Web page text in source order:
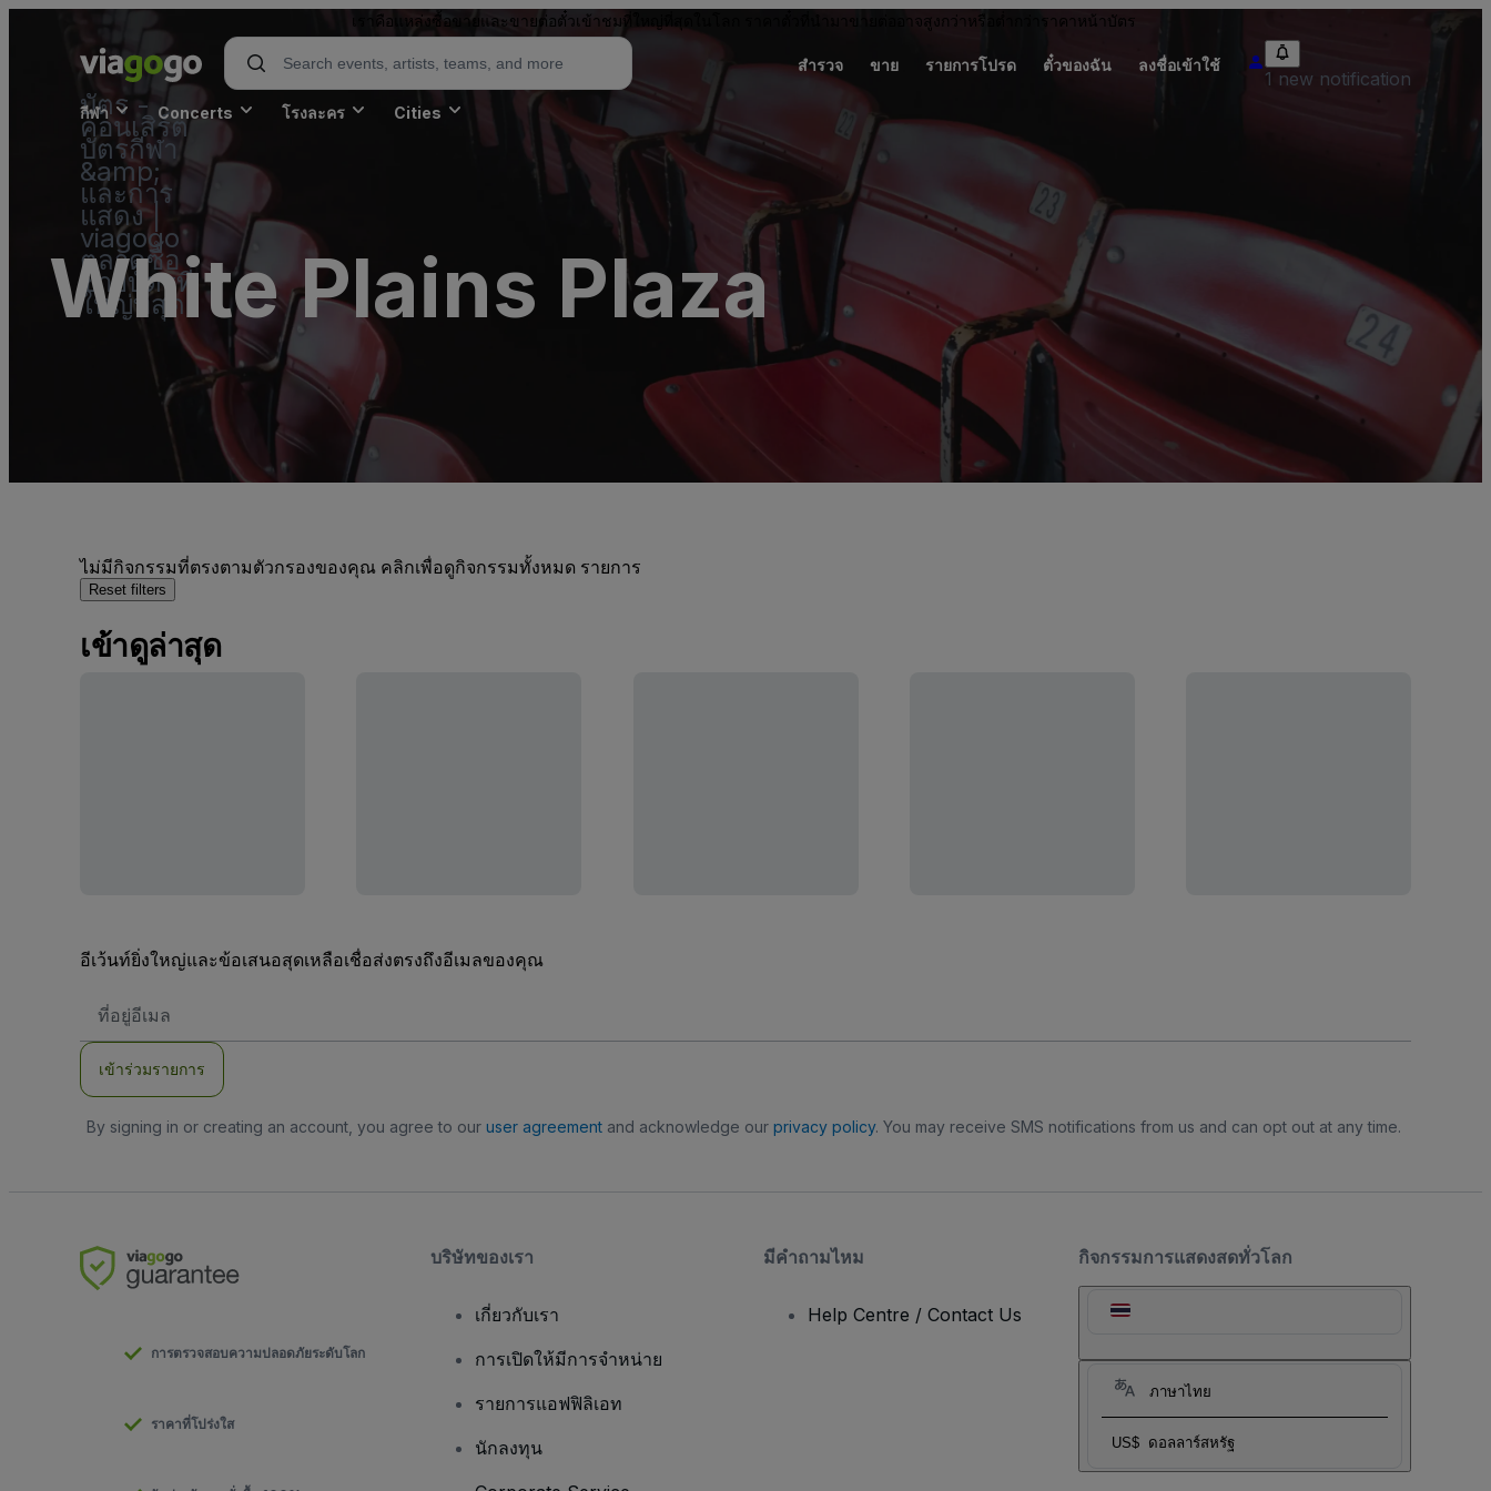
เราคือแหล่งซื้อขายและขายต่อตั๋วเข้าชมที่ใหญ่ที่สุดในโลก ราคาตั๋วที่นำมาขายต่ออาจสูงกว่าหรือต่ำกว่าราคาหน้าบัตร
บัตร -
คอนเสิร์ต
บัตรกีฬา
&amp;
และการ
แสดง |
viagogo
ตลาดซื้อ
ขายบัตรที่
ใหญ่ที่สุด
สำรวจ ขาย รายการโปรด ตั๋วของฉัน ลงชื่อเข้าใช้
1 new notification
กีฬา Concerts โรงละคร Cities
White Plains Plaza
ไม่มีกิจกรรมที่ตรงตามตัวกรองของคุณ คลิกเพื่อดูกิจกรรมทั้งหมด รายการ
Reset filters
เข้าดูล่าสุด
อีเว้นท์ยิ่งใหญ่และข้อเสนอสุดเหลือเชื่อส่งตรงถึงอีเมลของคุณ
อยู่
เข้าร่วมรายการ
By signing in or creating an account, you agree to our user agreementand acknowledge our privacy policy. You may receive SMS notifications from us and can opt out at any time.
กิจกรรมการแสดงสดทั่วโลก
ภาษาไทย
US$ ดอลลาร์สหรัฐ
การตรวจสอบความปลอดภัยระดับโลก
ราคาที่โปร่งใส
บริษัทของเรา
เกี่ยวกับเรา
การเปิดให้มีการจำหน่าย
รายการแอฟฟิลิเอท
นักลงทุน
มีคําถามไหม
Help Centre / Contact Us